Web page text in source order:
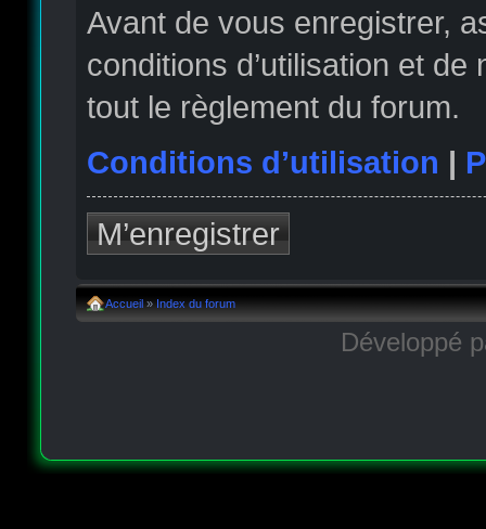
Avant de vous enregistrer,
conditions d’utilisation et
tout le règlement du forum.
Conditions d’utilisation |
M’enregistrer
Accueil » Index du forum
Développé